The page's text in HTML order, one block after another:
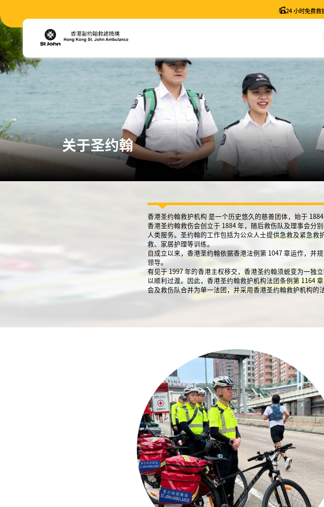
24 小时免费救
关于圣约翰
香港圣约翰救护机构 是一个历史悠久的慈善团体，始于 1884
香港圣约翰救伤会创立于 1884 年，随后救伤队及理事会分
人类服务。圣约翰的工作包括为公众人士提供急救及紧急
救、家居护理等训练。
自成立以来，香港圣约翰依据香港法例第 1047 章运作，并
领导。
有见于 1997 年的香港主权移交，香港圣约翰须蜕变为一独
以顺利过渡。因此，香港圣约翰救护机构法团条例第 1164
会及救伤队合并为单一法团，并采用香港圣约翰救护机构的